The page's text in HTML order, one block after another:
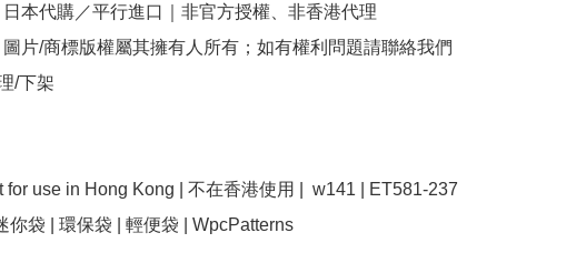
本代購／平行進口｜非官方授權、非香港代理
片/商標版權屬其擁有人所有；如有權利問題請聯絡我們
/下架
for use in Hong Kong | 不在香港使用 |  w141 | ET581-237
你袋 | 環保袋 | 輕便袋 | WpcPatterns